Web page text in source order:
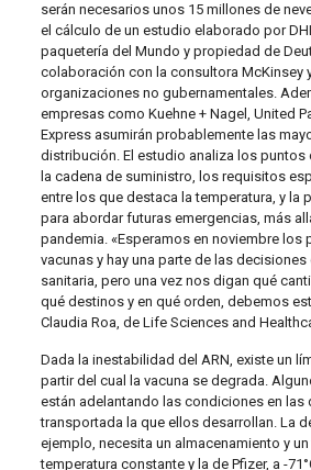
serán necesarios unos 15 millones de
el cálculo de un estudio elaborado por
paquetería del Mundo y propiedad de
colaboración con la consultora McKinsey
organizaciones no gubernamentales.
empresas como Kuehne + Nagel, United
Express asumirán probablemente las
distribución. El estudio analiza los puntos
la cadena de suministro, los requisitos
entre los que destaca la temperatura, y la
para abordar futuras emergencias, más
pandemia. «Esperamos en noviembre los
vacunas y hay una parte de las
sanitaria, pero una vez nos digan qué
qué destinos y en qué orden, debemos
Claudia Roa, de Life Sciences and
Dada la inestabilidad del ARN, existe un
partir del cual la vacuna se degrada.
están adelantando las condiciones en las
transportada la que ellos desarrollan. La
ejemplo, necesita un almacenamiento y
temperatura constante y la de Pfizer, a -